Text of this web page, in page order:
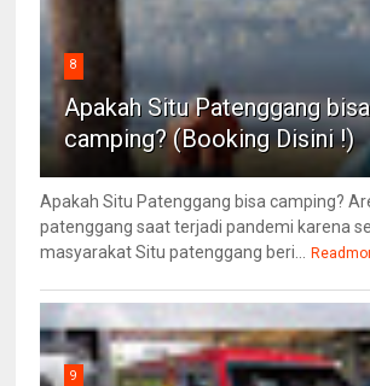
8
Apakah Situ Patenggang bisa
camping? (Booking Disini !)
Apakah Situ Patenggang bisa camping?
patenggang saat terjadi pandemi karena
masyarakat Situ patenggang beri...
9